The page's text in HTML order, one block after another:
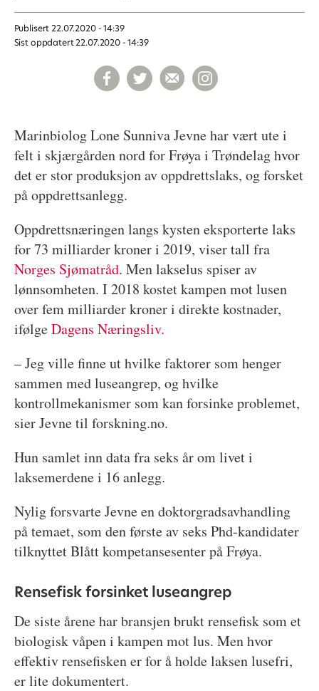
Publisert 22.07.2020 - 14:39
Sist oppdatert 22.07.2020 - 14:39
Marinbiolog Lone Sunniva Jevne har vært ute i
felt i skjærgården nord for Frøya i Trøndelag hvor
det er stor produksjon av oppdrettslaks, og forsket
på oppdrettsanlegg.
Oppdrettsnæringen langs kysten eksporterte laks
for 73 milliarder kroner i 2019, viser tall fra
Norges Sjømatråd. Men lakselus spiser av
lønnsomheten. I 2018 kostet kampen mot lusen
over fem milliarder kroner i direkte kostnader,
ifølgeDagens Næringsliv.
– Jeg ville finne ut hvilke faktorer som henger
sammen med luseangrep, og hvilke
kontrollmekanismer som kan forsinke problemet,
sier Jevne til forskning.no.
Hun samlet inn data fra seks år om livet i
laksemerdene i 16 anlegg.
Nylig forsvarte Jevne en doktorgradsavhandling
på temaet, som den første av seks Phd-kandidater
tilknyttet Blått kompetansesenter på Frøya.
Rensefisk forsinket luseangrep
De siste årene har bransjen brukt rensefisk som et
biologisk våpen i kampen mot lus. Men hvor
effektiv rensefisken er for å holde laksen lusefri,
er lite dokumentert.